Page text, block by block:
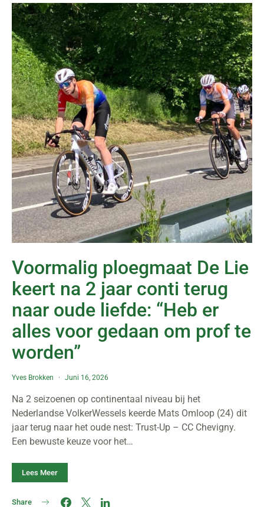
Voormalig ploegmaat De Lie
keert na 2 jaar conti terug
naar oude liefde: “Heb er
alles voor gedaan om prof te
worden”
Yves Brokken Juni 16, 2026
Na 2 seizoenen op continentaal niveau bij het
Nederlandse VolkerWessels keerde Mats Omloop (24) dit
jaar terug naar het oude nest: Trust-Up – CC Chevigny.
Een bewuste keuze voor het…
Lees Meer
Share